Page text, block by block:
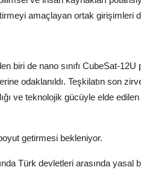
amaçlayan ortak girişimleri
biri de nano sınıfı CubeSat-
odaklanıldı. Teşkilatın son
ve teknolojik gücüyle elde
getirmesi bekleniyor.
Türk devletleri arasında yasal